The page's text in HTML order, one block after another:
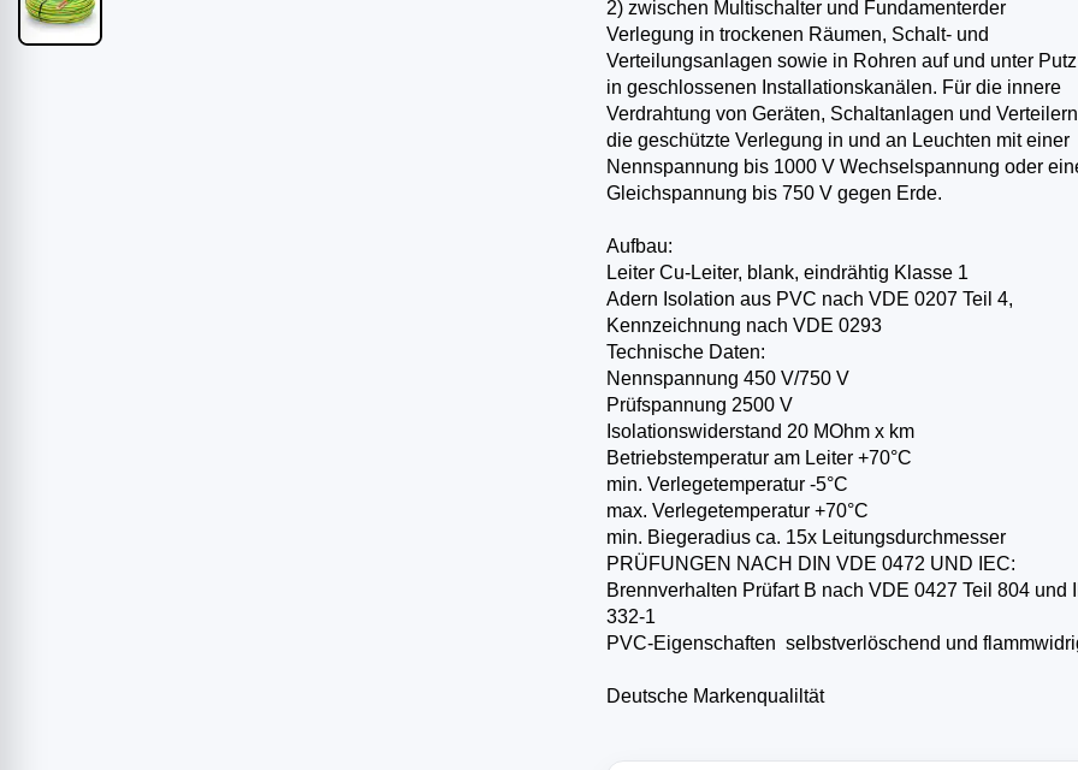
2) zwischen Multischalter und Fundamenterder
Verlegung in trockenen Räumen, Schalt- und
Verteilungsanlagen sowie in Rohren auf und unter
in geschlossenen Installationskanälen. Für die innere
Verdrahtung von Geräten, Schaltanlagen und
die geschützte Verlegung in und an Leuchten mit einer
Nennspannung bis 1000 V Wechselspannung oder
Gleichspannung bis 750 V gegen Erde.
Aufbau:
Leiter Cu-Leiter, blank, eindrähtig Klasse 1
Adern Isolation aus PVC nach VDE 0207 Teil 4,
Kennzeichnung nach VDE 0293
Technische Daten:
Nennspannung 450 V/750 V
Prüfspannung 2500 V
Isolationswiderstand 20 MOhm x km
Betriebstemperatur am Leiter +70°C
min. Verlegetemperatur -5°C
max. Verlegetemperatur +70°C
min. Biegeradius ca. 15x Leitungsdurchmesser
PRÜFUNGEN NACH DIN VDE 0472 UND IEC:
Brennverhalten Prüfart B nach VDE 0427 Teil 804 und
332-1
PVC-Eigenschaften selbstverlöschend und
Deutsche Markenqualiltät